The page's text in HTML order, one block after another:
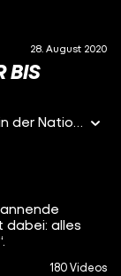
28. August 2020
BIS
„Noch ist Polen nicht verloren“, heißt es in der Nationalhymne Polens. Die Zeile bezieht sich auf den Zeitabschnitt in der polnischen Geschichte, als es noch keinen polnischen Staat gegeben hat. Wir nennen das die polnischen Teilungen. 123 Jahre lang ist Polen zwischen Preußen, Österreich und Russland aufgeteilt. Die Zeile aus der Hymne beschreibt ziemlich prägnant die Geschichte unseres Nachbarlands im Osten.
dabei: alles
180 Videos